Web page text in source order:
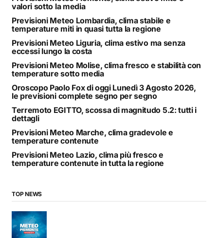
valori sotto la media
Previsioni Meteo Lombardia, clima stabile e
temperature miti in quasi tutta la regione
Previsioni Meteo Liguria, clima estivo ma senza
eccessi lungo la costa
Previsioni Meteo Molise, clima fresco e stabilità con
temperature sotto media
Oroscopo Paolo Fox di oggi Lunedì 3 Agosto 2026,
le previsioni complete segno per segno
Terremoto EGITTO, scossa di magnitudo 5.2: tutti i
dettagli
Previsioni Meteo Marche, clima gradevole e
temperature contenute
Previsioni Meteo Lazio, clima più fresco e
temperature contenute in tutta la regione
TOP NEWS